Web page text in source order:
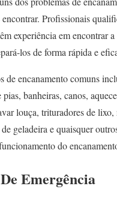
Profissionais
experiência em encontrar
los de forma rápida e
de encanamento comuns
banheiras, canos,
louça, trituradores de lixo,
geladeira e quaisquer
do
Emergência